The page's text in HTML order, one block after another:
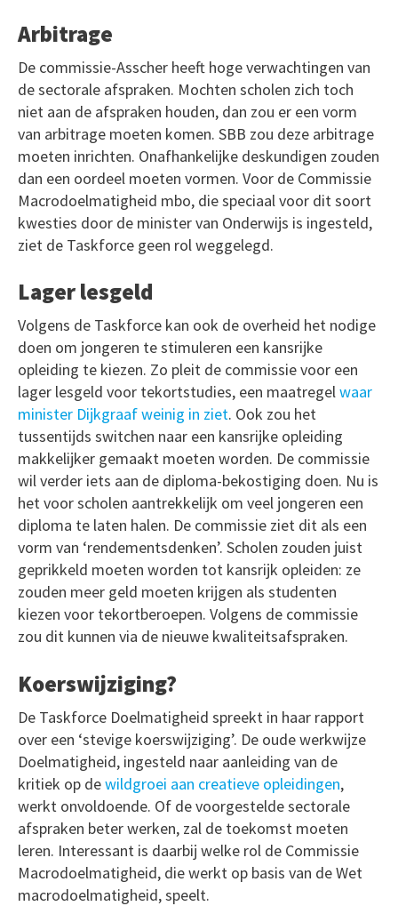
Arbitrage
De commissie-Asscher heeft hoge verwachtingen van
de sectorale afspraken. Mochten scholen zich toch
niet aan de afspraken houden, dan zou er een vorm
van arbitrage moeten komen. SBB zou deze arbitrage
moeten inrichten. Onafhankelijke deskundigen zouden
dan een oordeel moeten vormen. Voor de Commissie
Macrodoelmatigheid mbo, die speciaal voor dit soort
kwesties door de minister van Onderwijs is ingesteld,
ziet de Taskforce geen rol weggelegd.
Lager lesgeld
Volgens de Taskforce kan ook de overheid het nodige
doen om jongeren te stimuleren een kansrijke
opleiding te kiezen. Zo pleit de commissie voor een
lager lesgeld voor tekortstudies, een maatregelwaar
minister Dijkgraaf weinig in ziet. Ook zou het
tussentijds switchen naar een kansrijke opleiding
makkelijker gemaakt moeten worden. De commissie
wil verder iets aan de diploma-bekostiging doen. Nu is
het voor scholen aantrekkelijk om veel jongeren een
diploma te laten halen. De commissie ziet dit als een
vorm van ‘rendementsdenken’. Scholen zouden juist
geprikkeld moeten worden tot kansrijk opleiden: ze
zouden meer geld moeten krijgen als studenten
kiezen voor tekortberoepen. Volgens de commissie
zou dit kunnen via de nieuwe kwaliteitsafspraken.
Koerswijziging?
De Taskforce Doelmatigheid spreekt in haar rapport
over een ‘stevige koerswijziging’. De oude werkwijze
Doelmatigheid, ingesteld naar aanleiding van de
kritiek op dewildgroei aan creatieve opleidingen,
werkt onvoldoende. Of de voorgestelde sectorale
afspraken beter werken, zal de toekomst moeten
leren. Interessant is daarbij welke rol de Commissie
Macrodoelmatigheid, die werkt op basis van de Wet
macrodoelmatigheid, speelt.